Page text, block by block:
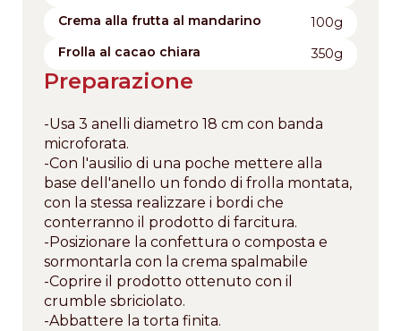
Crema alla frutta al mandarino
100g
Frolla al cacao chiara
350g
Preparazione
-Usa 3 anelli diametro 18 cm con banda
microforata.
-Con l'ausilio di una poche mettere alla
base dell'anello un fondo di frolla montata,
con la stessa realizzare i bordi che
conterranno il prodotto di farcitura.
-Posizionare la confettura o composta e
sormontarla con la crema spalmabile
-Coprire il prodotto ottenuto con il
crumble sbriciolato.
-Abbattere la torta finita.